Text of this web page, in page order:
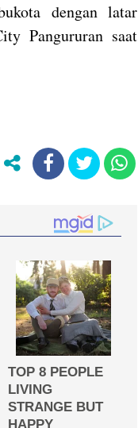
dengan latar
Pangururan saat